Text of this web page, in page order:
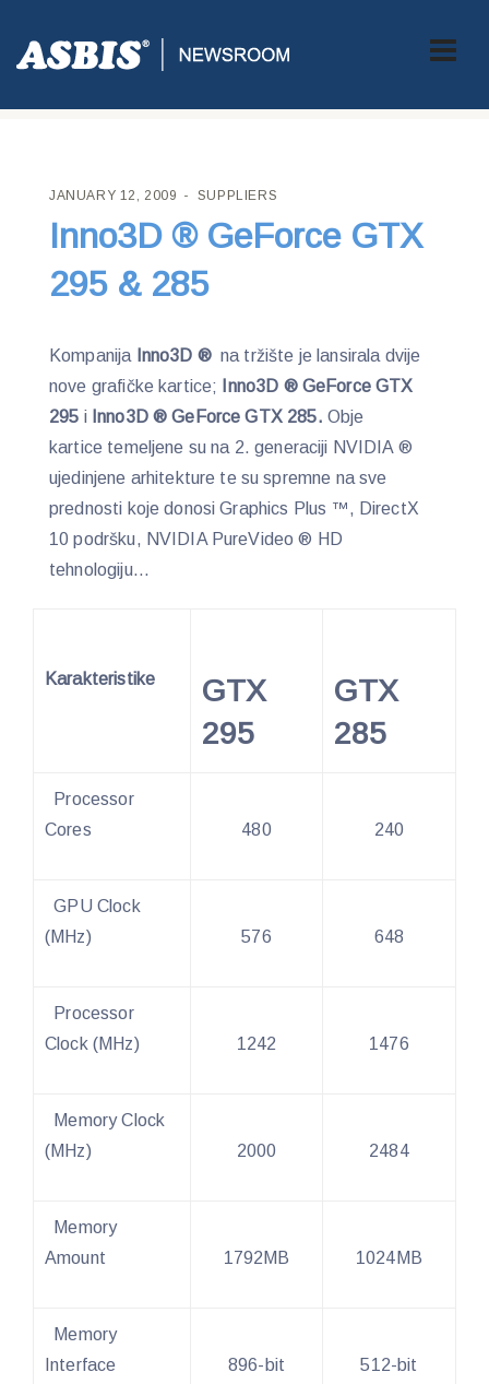
ASBIS CROATIA>SUPPLIERS> INNO3D ® GEFORCE GTX 295 &
JANUARY 12, 2009 SUPPLIERS
Inno3D ® GeForce GTX
295 & 285
Kompanija Inno3D ® na tržište je lansirala dvije
nove grafičke kartice;
Inno3D ® GeForce GTX
295 i Inno3D ® GeForce GTX 285. Obje
kartice temeljene su na 2. generaciji NVIDIA ®
ujedinjene arhitekture te su spremne na sve
prednosti koje donosi Graphics Plus ™, DirectX
10 podršku, NVIDIA PureVideo ® HD
tehnologiju…
Karakteristike
GTX
295
GTX
285
Processor
Cores
480 240
GPU Clock
(MHz)
576 648
Processor
Clock (MHz)
1242 1476
Memory Clock
(MHz)
2000 2484
Memory
Amount
1792MB 1024MB
Memory
Interface
896-bit 512-bit